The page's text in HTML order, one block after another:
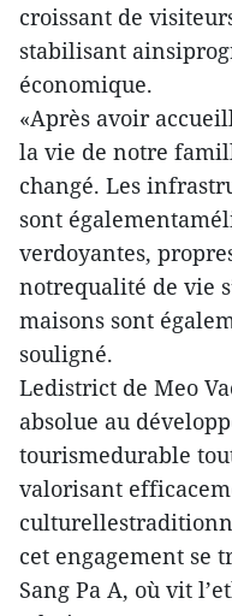
croissant de
stabilisant
économique.
«Après avoir
la vie de notre
changé. Les
sont
verdoyantes,
notrequalité de vie
maisons sont
souligné.
Ledistrict de Meo
absolue au
tourismedurable
valorisant
cet engagement se
Sang Pa A, où vit